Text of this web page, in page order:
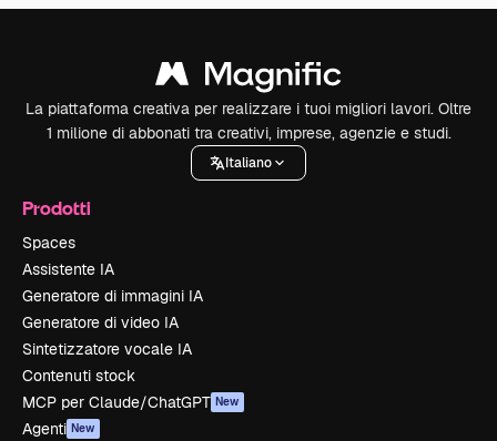
La piattaforma creativa per realizzare i tuoi migliori lavori. Oltre
1 milione di abbonati tra creativi, imprese, agenzie e studi.
Italiano
Prodotti
Spaces
Assistente IA
Generatore di immagini IA
Generatore di video IA
Sintetizzatore vocale IA
Contenuti stock
MCP per Claude/ChatGPT New
Agenti New